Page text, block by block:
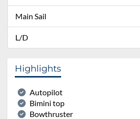
Main Sail
L/D
Highlights
Autopilot
Bimini top
Bowthruster